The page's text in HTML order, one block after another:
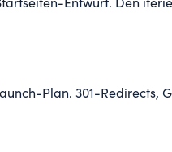
Entwurf. Den
Plan. 301-Redirects,